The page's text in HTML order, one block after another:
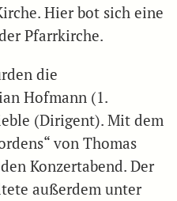
Hier bot sich eine
Pfarrkirche.
die
Hofmann (1.
(Dirigent). Mit dem
von Thomas
Konzertabend. Der
außerdem unter